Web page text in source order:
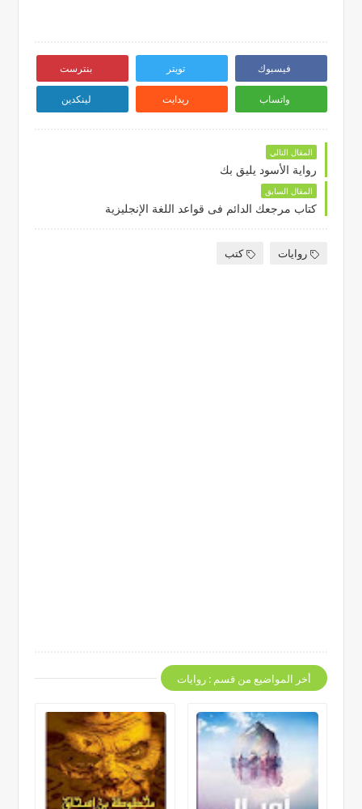
فيسبوك تويتر بنترست
واتساب ريدايت لينكدين
المقال التالي
رواية الأسود يليق بك
المقال السابق
كتاب مرجعك الدائم فى قواعد اللغة الإنجليزية
روايات كتب
أخر المواضيع من قسم : روايات